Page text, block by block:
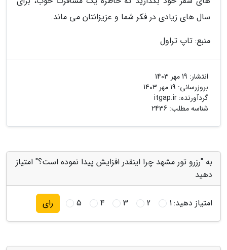
سال های زیادی در فکر شما و عزیزانتان می ماند.
منبع: تاپ تراول
انتشار: 19 مهر 1403
بروزرسانی: 19 مهر 1403
گردآورنده: itgap.ir
شناسه مطلب: 2436
به "رزرو تور مشهد چرا اینقدر افزایش پیدا نموده است؟" امتیاز
دهید
امتیاز دهید:1
2
3
4
5 رای